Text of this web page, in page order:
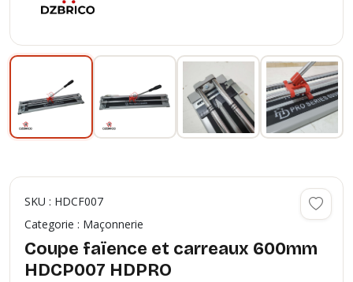
SKU : HDCF007
Categorie : Maçonnerie
Coupe faïence et carreaux 600mm
HDCP007 HDPRO